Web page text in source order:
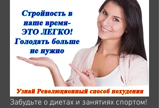
Забудьте о диетах и занятиях спортом!